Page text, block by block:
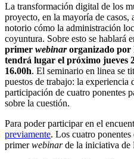
La transformación digital de los
proyecto, en la mayoría de casos,
notorio cómo la administración
coyuntura. Sobre esto se hablará
primer webinarorganizado
tendrá lugar el próximo jueves
16.00h. El seminario en linea se
puestos de trabajo: la experiencia
participación de cuatro ponentes
sobre la cuestión.
Para poder participar en el
previamente. Los cuatro
primerwebinarde la iniciativa